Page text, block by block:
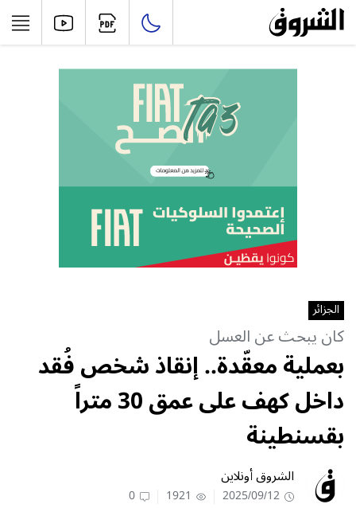
الجزائر
كان يبحث عن العسل
بعملية معقّدة.. إنقاذ شخص فُقد
داخل كهف على عمق 30 متراً
بقسنطينة
الشروق أونلاين
2025/09/12
1921
0